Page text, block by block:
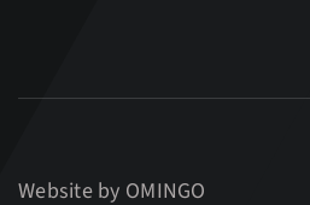
Website by OMINGO